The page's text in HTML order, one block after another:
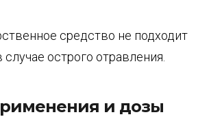
средство не подходит
острого отравления.
и дозы